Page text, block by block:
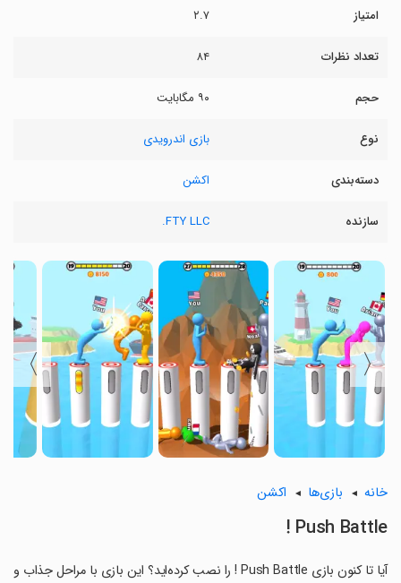
امتیاز ۲.۷
تعداد نظرات ۸۴
حجم ۹۰ مگابایت
نوع بازی اندرویدی
دسته‌بندی اکشن
سازنده FTY LLC.
〈
〉
خانه بازی‌ها اکشن
Push Battle !
آیا تا کنون بازی Push Battle ! را نصب کرده‌اید؟ این بازی با مراحل جذاب و